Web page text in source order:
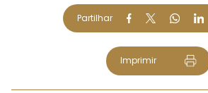
Partilhar
Imprimir